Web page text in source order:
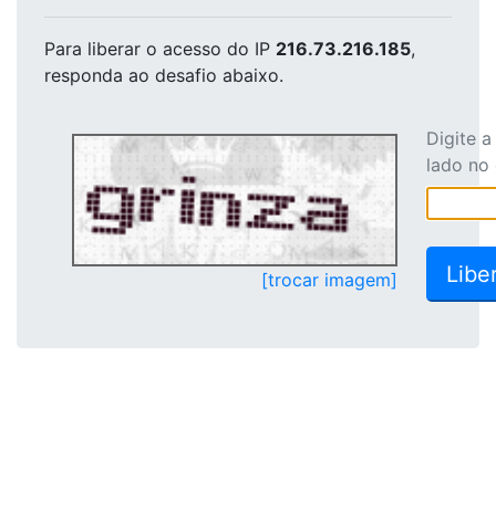
Para liberar o acesso do IP 216.73.216.185,
responda ao desafio abaixo.
[trocar imagem]
Digite
lado no